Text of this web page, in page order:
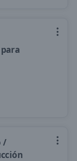
/